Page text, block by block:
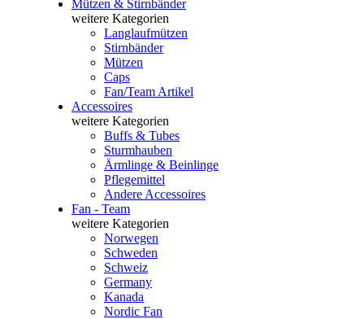
Mützen & Stirnbänder
weitere Kategorien
Langlaufmützen
Stirnbänder
Mützen
Caps
Fan/Team Artikel
Accessoires
weitere Kategorien
Buffs & Tubes
Sturmhauben
Ärmlinge & Beinlinge
Pflegemittel
Andere Accessoires
Fan - Team
weitere Kategorien
Norwegen
Schweden
Schweiz
Germany
Kanada
Nordic Fan